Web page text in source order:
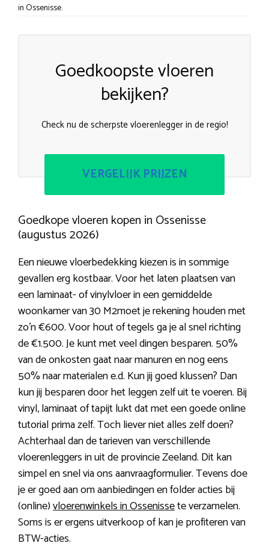
in Ossenisse.
Goedkoopste vloeren
bekijken?
Check nu de scherpste vloerenlegger in de regio!
VERGELIJK PRIJZEN
Goedkope vloeren kopen in Ossenisse
(augustus 2026)
Een nieuwe vloerbedekking kiezen is in sommige
gevallen erg kostbaar. Voor het laten plaatsen van
een laminaat- of vinylvloer in een gemiddelde
woonkamer van 30 M2moet je rekening houden met
zo’n €600. Voor hout of tegels ga je al snel richting
de €1.500. Je kunt met veel dingen besparen. 50%
van de onkosten gaat naar manuren en nog eens
50% naar materialen e.d. Kun jij goed klussen? Dan
kun jij besparen door het leggen zelf uit te voeren. Bij
vinyl, laminaat of tapijt lukt dat met een goede online
tutorial prima zelf. Toch liever niet alles zelf doen?
Achterhaal dan de tarieven van verschillende
vloerenleggers in uit de provincie Zeeland. Dit kan
simpel en snel via ons aanvraagformulier. Tevens doe
je er goed aan om aanbiedingen en folder acties bij
(online)vloerenwinkels in Ossenissete verzamelen.
Soms is er ergens uitverkoop of kan je profiteren van
BTW-acties.